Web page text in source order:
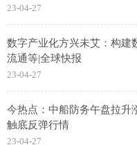
23-04-27
数字产业化方兴未艾：构建
流通等|全球快报
23-04-27
今热点：中船防务午盘拉升
触底反弹行情
23-04-27